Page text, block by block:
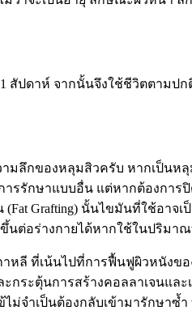
ปดาห์ จากนั้นจึงใช้ชีวิตตามปก
ลึกของหลุมสิวครับ หากเป็นห
รักษาแบบอื่น แต่หากต้องการ
Grafting) นั้นไขมันที่ใช้อา
ต่อร่างกายได้หากใช้ในปริมา
หลี ที่เน้นไปที่การฟื้นฟูผิวหนังข
ะกระตุ้นการสร้างคอลลาเจน
จำเป็นต้องกลับเข้ามารักษาซ้